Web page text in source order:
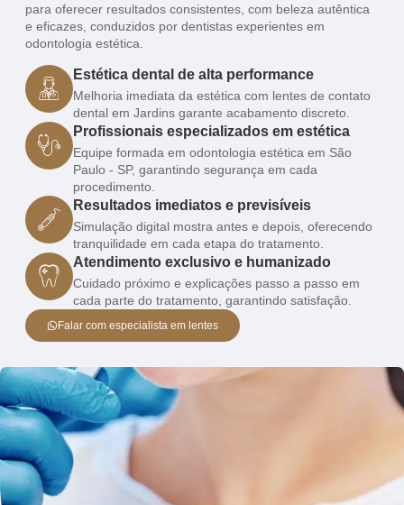
para oferecer resultados consistentes, com beleza autêntica
e eficazes, conduzidos por dentistas experientes em
odontologia estética.
Estética dental de alta performance
Melhoria imediata da estética com lentes de contato
dental em Jardins garante acabamento discreto.
Profissionais especializados em estética
Equipe formada em odontologia estética em São
Paulo - SP, garantindo segurança em cada
procedimento.
Resultados imediatos e previsíveis
Simulação digital mostra antes e depois, oferecendo
tranquilidade em cada etapa do tratamento.
Atendimento exclusivo e humanizado
Cuidado próximo e explicações passo a passo em
cada parte do tratamento, garantindo satisfação.
Falar com especialista em lentes